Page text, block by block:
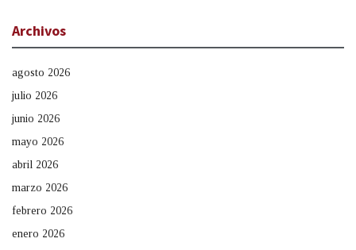
Archivos
agosto 2026
julio 2026
junio 2026
mayo 2026
abril 2026
marzo 2026
febrero 2026
enero 2026